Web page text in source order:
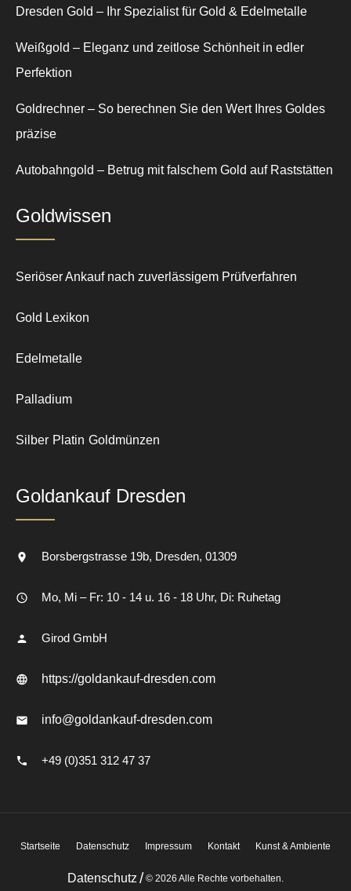
Dresden Gold – Ihr Spezialist für Gold & Edelmetalle
Weißgold – Eleganz und zeitlose Schönheit in edler
Perfektion
Goldrechner – So berechnen Sie den Wert Ihres Goldes
präzise
Autobahngold – Betrug mit falschem Gold auf Raststätten
Goldwissen
Seriöser Ankauf nach zuverlässigem Prüfverfahren
Gold Lexikon
Edelmetalle
Palladium
Silber Platin Goldmünzen
Goldankauf Dresden
Borsbergstrasse 19b Dresden 01309
Mo, Mi – Fr: 10 - 14 u. 16 - 18 Uhr, Di: Ruhetag
Girod GmbH
https://goldankauf-dresden.com
info@goldankauf-dresden.com
+49 (0)351 312 47 37
Startseite Datenschutz Impressum Kontakt Kunst & Ambiente
Datenschutz / © 2026 Alle Rechte vorbehalten.